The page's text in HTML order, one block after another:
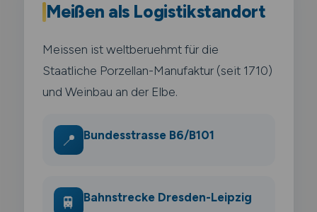
Meißen als Logistikstandort
Meissen ist weltberuehmt für die
Staatliche Porzellan-Manufaktur (seit 1710)
und Weinbau an der Elbe.
📍 Bundesstrasse B6/B101
🚆 Bahnstrecke Dresden-Leipzig